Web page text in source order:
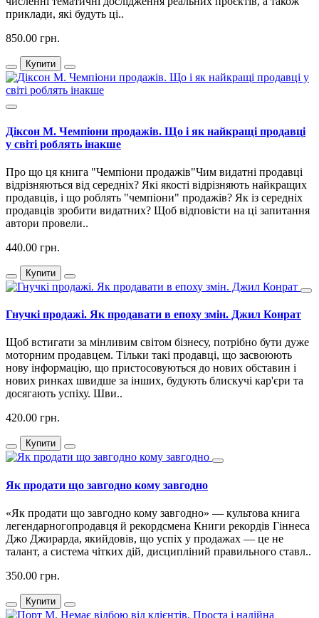
приклади, які будуть ці..
850.00 грн.
Купити
Діксон М. Чемпіони продажів. Що і як найкращі продавці
у світі роблять інакше
Про що ця книга "Чемпіони продажів"Чим видатні продавці
відрізняються від середніх? Які якості відрізняють найкращих
продавців, і що роблять "чемпіони" продажів? Як із середніх
продавців зробити видатних? Щоб відповісти на ці запитання
автори провели..
440.00 грн.
Купити
Гнучкі продажі. Як продавати в епоху змін. Джил Конрат
Щоб встигати за мінливим світом бізнесу, потрібно бути дуже
моторним продавцем. Тільки такі продавці, що засвоюють
нову інформацію, що пристосовуються до нових обставин і
нових ринках швидше за інших, будують блискучі кар'єри та
досягають успіху. Шви..
420.00 грн.
Купити
Як продати що завгодно кому завгодно
«Як продати що завгодно кому завгодно» — культова книга
легендарногопродавця й рекордсмена Книги рекордів Гіннеса
Джо Джирарда, якийдовів, що успіх у продажах — це не
талант, а система чітких дій, дисципліний правильного ставл..
350.00 грн.
Купити